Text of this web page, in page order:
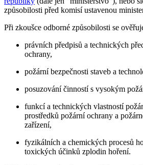
způsobilosti před komisí ustavenou
Při zkoušce odborné způsobilosti se
právních předpisů a technických
ochrany,
požární bezpečnosti staveb a
posuzování činností s vysokým
funkcí a technických vlastností
prostředků požární ochrany a
zařízení,
fyzikálních a chemických procesů
toxických účinků zplodin hoření.